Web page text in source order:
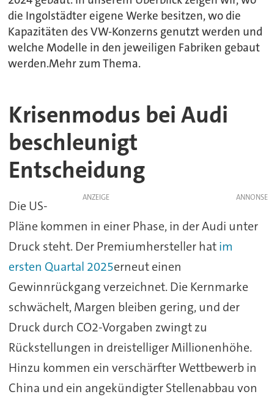
die Ingolstädter eigene Werke besitzen, wo die
Kapazitäten des VW-Konzerns genutzt werden und
welche Modelle in den jeweiligen Fabriken gebaut
werden.Mehr zum Thema.
Krisenmodus bei Audi
beschleunigt
Entscheidung
ANZEIGE
Die US-
Pläne kommen in einerPhase, in derAudi unter
Druck steht. DerPremiumherstellerhatim
ersten Quartal 2025erneuteinen
Gewinnrückgangverzeichnet. Die Kernmarke
schwächelt, Margen bleiben gering, und der
Druck durch CO2-Vorgaben zwingtzu
Rückstellungen in dreistelligerMillionenhöhe.
Hinzu kommen ein verschärfterWettbewerbin
China und ein angekündigterStellenabbau von